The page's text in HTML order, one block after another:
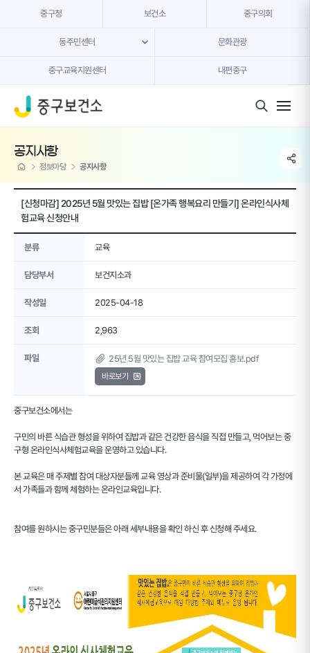
중구청 보건소 중구의회
동주민센터 문화관광
중구교육지원센터 내편중구
공지사항
home 정보마당 공지사항
share
[신청마감] 2025년 5월 맛있는 집밥 [온가족 행복요리 만들기] 온라인식사체
험교육 신청안내
분류 교육
담당부서 보건지소과
작성일 2025-04-18
조회 2,963
파일 25년 5월 맛있는 집밥 교육 참여모집 홍보.pdf
바로보기
중구보건소에서는
구민의 바른 식습관 형성을 위하여 집밥과 같은 건강한 음식을 직접 만들고, 먹어보는 중
구형 온라인식사체험교육을 운영하고 있습니다.
본 교육은 매 주제별 참여 대상자분들께 교육 영상과 준비물(일부)을 제공하여 각 가정에
서 가족들과 함께 체험하는 온라인교육입니다.
참여를 원하시는 중구민분들은 아래 세부내용을 확인 하신 후 신청해 주세요.